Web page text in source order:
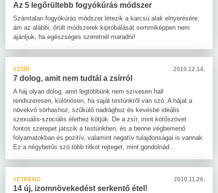
Az 5 legőrültebb fogyókúrás módszer
Számtalan fogyókúrás módszer létezik a karcsú alak elnyerésére,
ám az alábbi, őrült módszerek kipróbálását semmiképpen nem
ajánljuk, ha egészséges szeretnél maradni!
#ZSÍR 2010.12.14.
7 dolog, amit nem tudtál a zsírról
A háj olyan dolog, amit legtöbbünk nem szívesen hall
rendszeresen, különösen, ha saját testünkről van szó. A hájat a
növekvő sörhashoz, szűkülő nadrághoz és kevésbé ideális
szexuális-szociális élethez kötjük. De a zsír, mint kötőszövet
fontos szerepet játszik a testünkben, és a benne végbemenő
folyamatokban és pozitív, valamint negatív tulajdonságai is vannak.
Ez a négybetűs szó több titkot rejteget, mint gondolnád…
#ÉTREND 2010.11.26.
14 új, izomnövekedést serkentő étel!